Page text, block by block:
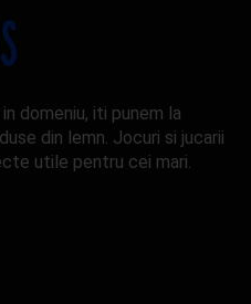
domeniu, iti punem la
din lemn. Jocuri si jucarii
utile pentru cei mari.